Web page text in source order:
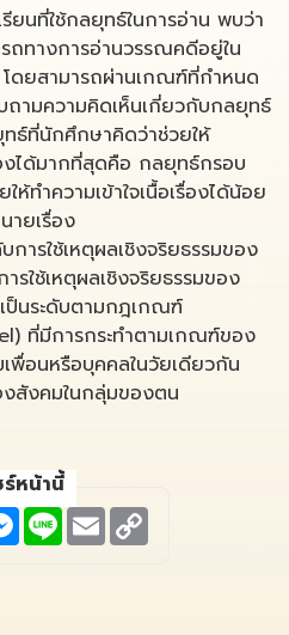
ยนที่ใช้กลยุทธ์ในการอ่าน พบว่า
ถทางการอ่านวรรณคดีอยู่ใน
ดยสามารถผ่านเกณฑ์ที่กำหนด
ถามความคิดเห็นเกี่ยวกับกลยุทธ์
ธ์ที่นักศึกษาคิดว่าช่วยให้
องได้มากที่สุดคือ กลยุทธ์กรอบ
ห้ทำความเข้าใจเนื้อเรื่องได้น้อย
ายเรื่อง
การใช้เหตุผลเชิงจริยธรรมของ
รใช้เหตุผลเชิงจริยธรรมของ
ป็นระดับตามกฎเกณฑ์
ที่มีการกระทำตามเกณฑ์ของ
พื่อนหรือบุคคลในวัยเดียวกัน
งสังคมในกลุ่มของตน
หน้านี้
M
e
s
L
n
E
m
a